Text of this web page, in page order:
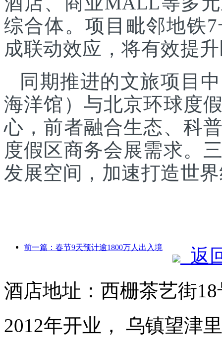
综合体。项目毗邻地铁
成联动效应，将有效提
同期推进的文旅项目
海洋馆）与北京环球度
心，前者融合生态、科
度假区商务会展需求。
发展空间，加速打造世
前一篇：春节9天预计逾1800万人出入境
返
酒店地址：西栅茶艺街
2012年开业， 乌镇望